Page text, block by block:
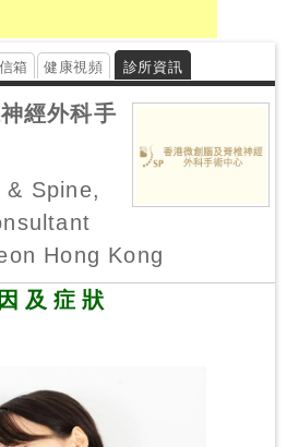
箱 健康視頻 診所資訊
經外科手
& Spine,
Hong Kong
及症狀